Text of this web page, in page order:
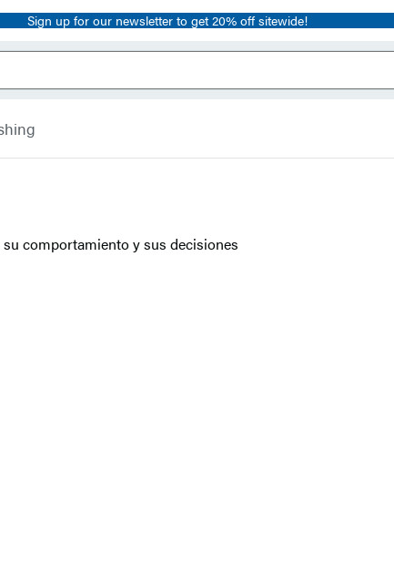
Sign up for our newsletter to get 20% off sitewide!
comportamiento y sus decisiones